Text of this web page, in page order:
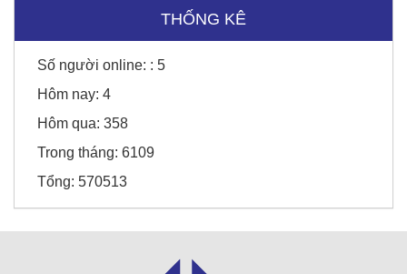
Sunny Hotel - Cao Bằng
Honda Chí Quyên - Điện Biên
THỐNG KÊ
Số người online: : 5
Hôm nay: 4
Hôm qua: 358
Trong tháng: 6109
Tổng: 570513